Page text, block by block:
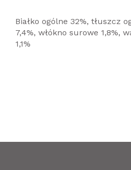
Białko ogólne 32%, tłuszcz
7,4%, włókno surowe 1,8%,
1,1%